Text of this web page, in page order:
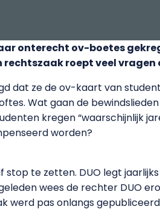
onterecht ov-boetes
rechtszaak roept veel vragen
dat ze de ov-kaart van
Wat gaan de
kregen “waarschijnlijk
worden?
te zetten. DUO legt
wees de rechter DUO
werd pas onlangs